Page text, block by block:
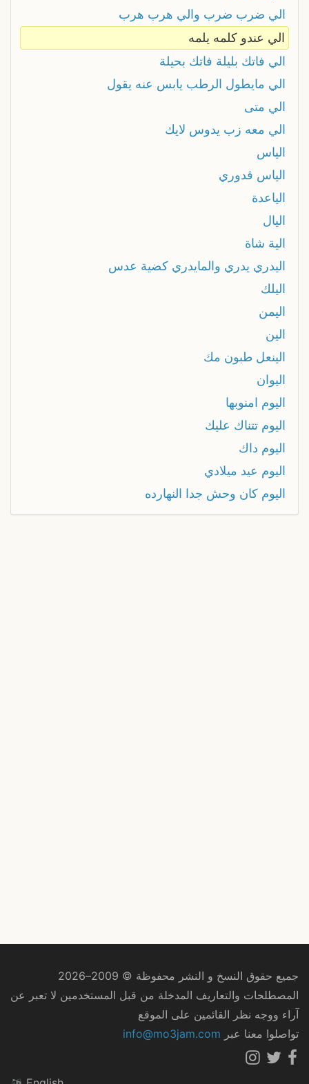
الي ضرب ضرب والي هرب هرب
الي عندو كلمه يلمه
الي فاتك بليلة فاتك بحيلة
الي مايطول الرطب يابس عنه يقول
الي متى
الي معه زب يدوس لايك
الياس
الياس قدوري
الياعدة
اليال
الية شاة
اليدري يدري والمايدري كضية عدس
اليلك
اليمن
الين
الينعل طبون مك
اليوان
اليوم امنوبها
اليوم تتناك عليك
اليوم داك
اليوم عيد ميلادي
اليوم كان وحش جدا النهارده
جميع حقوق النسخ و النشر محفوظة © 2009–2026
المصطلحات والتعاريف المدخلة من قبل المستخدمين لا تعبر عن
آراء ووجه نظر القائمين على الموقع
تواصلوا معنا عبر info@mo3jam.com